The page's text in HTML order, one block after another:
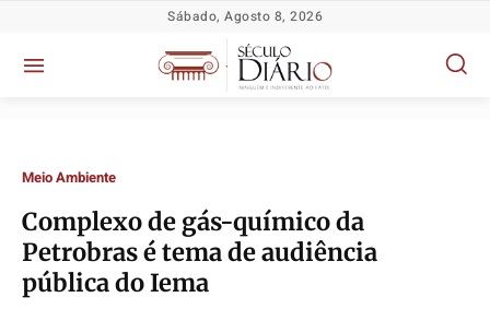
Política
Socioeconômicas
Política
Socioeconômicas
Política
Socioeconômicas
Política
Socioeconômicas
Sábado, Agosto 8, 2026
Meio Ambiente
Complexo de gás-químico da
Petrobras é tema de audiência
pública do Iema